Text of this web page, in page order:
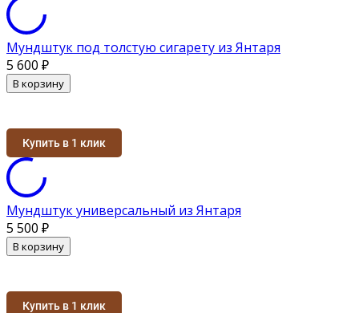
Мундштук под толстую сигарету из Янтаря
5 600 ₽
В корзину
Купить в 1 клик
Мундштук универсальный из Янтаря
5 500 ₽
В корзину
Купить в 1 клик